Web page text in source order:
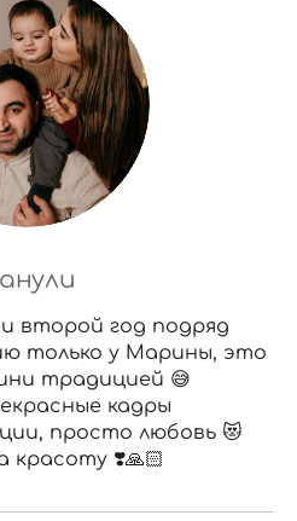
второй год подряд
только у Марины, это
традицией 😅
кадры
просто любовь 😻
красоту ❣️🙏🏻